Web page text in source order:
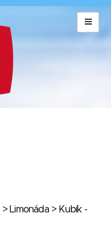
> Limonáda> Kubík -